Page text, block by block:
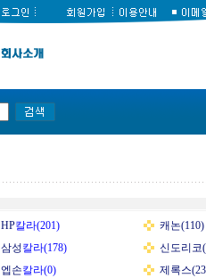
HP칼라(201) 캐논(110)
삼성칼라(178) 신도리코
엡손칼라(0) 제록스